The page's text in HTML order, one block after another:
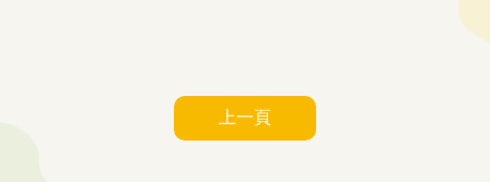
上一頁